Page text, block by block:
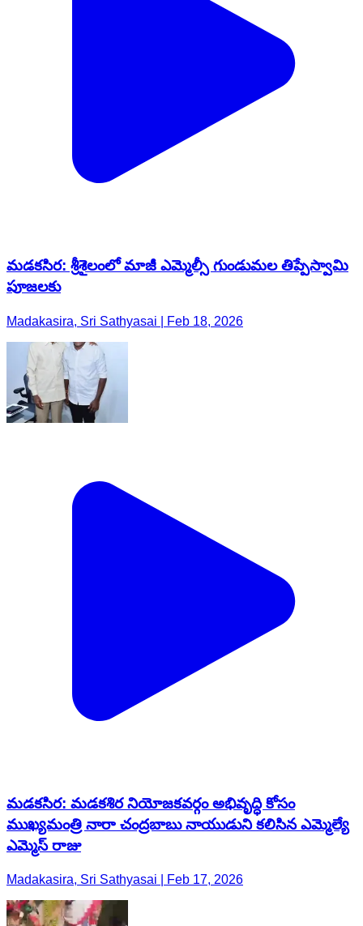
మడకసిర: శ్రీశైలంలో మాజీ ఎమ్మెల్సీ గుండుమల తిప్పేస్వామి
పూజలకు
Madakasira, Sri Sathyasai | Feb 18, 2026
మడకసిర: మడకశిర నియోజకవర్గం అభివృద్ధి కోసం
ముఖ్యమంత్రి నారా చంద్రబాబు నాయుడుని కలిసిన ఎమ్మెల్యే
ఎమ్మెస్ రాజు
Madakasira, Sri Sathyasai | Feb 17, 2026